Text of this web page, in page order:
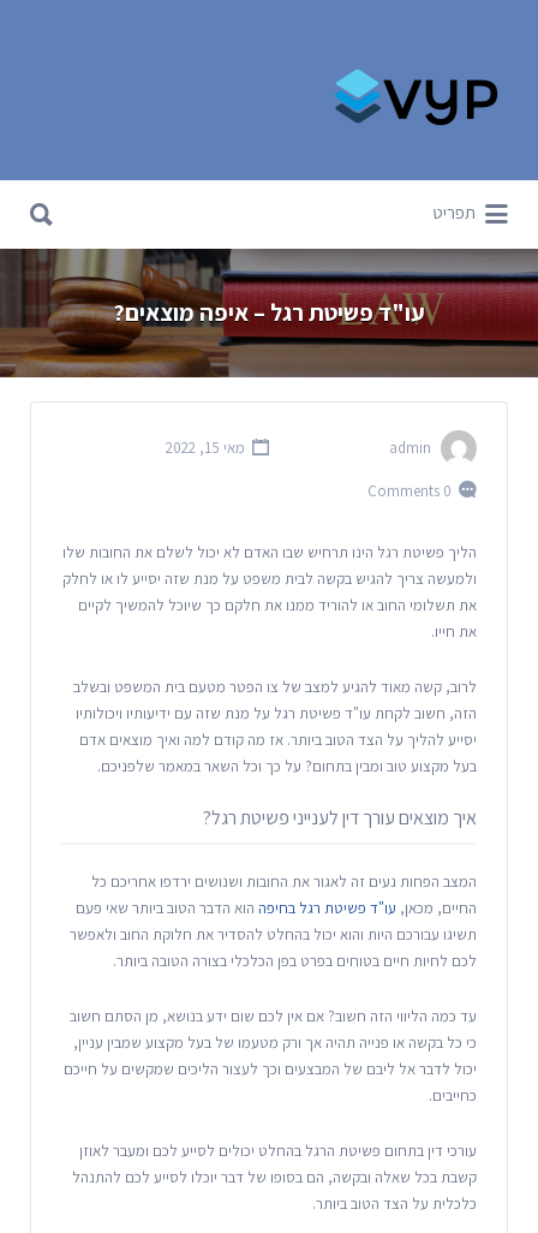
תפריט
עו"ד פשיטת רגל – איפה מוצאים?
admin מאי 15, 2022
0 Comments
הליך פשיטת רגל הינו תרחיש שבו האדם לא יכול לשלם את החובות שלו
ולמעשה צריך להגיש בקשה לבית משפט על מנת שזה יסייע לו או לחלק
את תשלומי החוב או להוריד ממנו את חלקם כך שיוכל להמשיך לקיים
את חייו.
לרוב, קשה מאוד להגיע למצב של צו הפטר מטעם בית המשפט ובשלב
הזה, חשוב לקחת עו"ד פשיטת רגל על מנת שזה עם ידיעותיו ויכולותיו
יסייע להליך על הצד הטוב ביותר. אז מה קודם למה ואיך מוצאים אדם
בעל מקצוע טוב ומבין בתחום? על כך וכל השאר במאמר שלפניכם.
איך מוצאים עורך דין לענייני פשיטת רגל?
המצב הפחות נעים זה לאגור את החובות ושנושים ירדפו אחריכם כל
החיים, מכאן, עו"ד פשיטת רגל בחיפה הוא הדבר הטוב ביותר שאי פעם
תשיגו עבורכם היות והוא יכול בהחלט להסדיר את חלוקת החוב ולאפשר
לכם לחיות חיים בטוחים בפרט בפן הכלכלי בצורה הטובה ביותר.
עד כמה הליווי הזה חשוב? אם אין לכם שום ידע בנושא, מן הסתם חשוב
כי כל בקשה או פנייה תהיה אך ורק מטעמו של בעל מקצוע שמבין עניין,
יכול לדבר אל ליבם של המבצעים וכך לעצור הליכים שמקשים על חייכם
כחייבים.
עורכי דין בתחום פשיטת הרגל בהחלט יכולים לסייע לכם ומעבר לאוזן
קשבת בכל שאלה ובקשה, הם בסופו של דבר יוכלו לסייע לכם להתנהל
כלכלית על הצד הטוב ביותר.